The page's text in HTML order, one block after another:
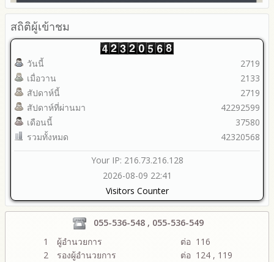
สถิติผู้เข้าชม
วันนี้
เมื่อวาน
สัปดาห์นี้
สัปดาห์ที่ผ่านมา
เดือนนี้
รวมทั้งหมด
2719
2133
2719
42292599
37580
42320568
Your IP: 216.73.216.128
2026-08-09 22:41
Visitors Counter
055-536-548 , 055-536-549
1
ผู้อำนวยการ
ต่อ 116
2
รองผู้อำนวยการ
ต่อ 124 , 119